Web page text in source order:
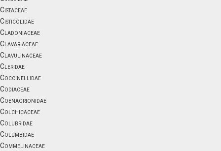
Cistaceae
Cisticolidae
Cladoniaceae
Clavariaceae
Clavulinaceae
Cleridae
Coccinellidae
Codiaceae
Coenagrionidae
Colchicaceae
Colubridae
Columbidae
Commelinaceae